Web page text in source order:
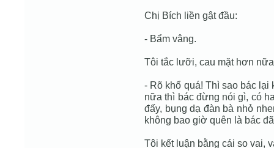
Chị Bích liền gật đầu:
- Bẩm vâng.
Tôi tắc lưỡi, cau mặt hơn
- Rõ khổ quá! Thì sao bác
nữa thì bác đừng nói gì, có
đấy, bụng dạ đàn bà nhỏ
không bao giờ quên là bác
Tôi kết luận bằng cái so vai,